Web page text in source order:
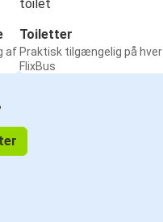
af
Toiletter
Praktisk tilgængelig på hver
FlixBus